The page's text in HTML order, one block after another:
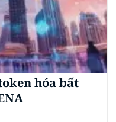
hóa bất